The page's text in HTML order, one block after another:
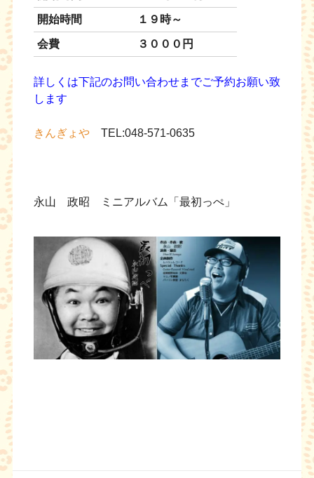
開始時間 １９時～
会費 ３０００円
詳しくは下記のお問い合わせまでご予約お願い致
します
きんぎょやTEL:048-571-0635
永山 政昭 ミニアルバム「最初っぺ」